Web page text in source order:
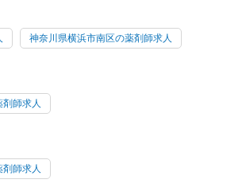
神奈川県横浜市南区の薬剤師求人
師求人
師求人